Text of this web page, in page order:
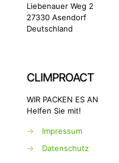
Liebenauer Weg 2
27330 Asendorf
Deutschland
CLIMPROACT
WIR PACKEN ES AN
Helfen Sie mit!
→
Impressum
→
Datenschutz